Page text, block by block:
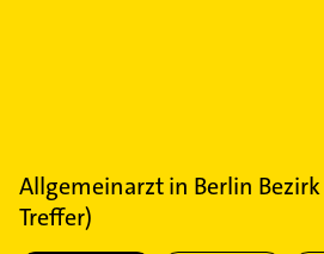
Allgemeinarztin Berlin
Treffer)